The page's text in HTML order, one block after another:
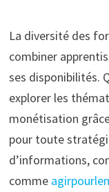
La diversité des
combiner
ses disponibilités.
explorer les
monétisation
pour toute
d’informations,
comme